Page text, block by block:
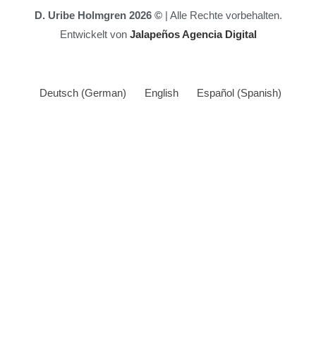
D. Uribe Holmgren 2026 ©| Alle Rechte vorbehalten.
Entwickelt von Jalapeños Agencia Digital
Deutsch(German) English Español(Spanish)